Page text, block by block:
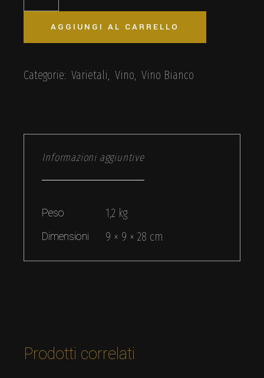
AGGIUNGI AL CARRELLO
Categorie: Varietali, Vino, Vino Bianco
Informazioni aggiuntive
Peso 1,2 kg
Dimensioni 9 × 9 × 28 cm
Prodotti correlati